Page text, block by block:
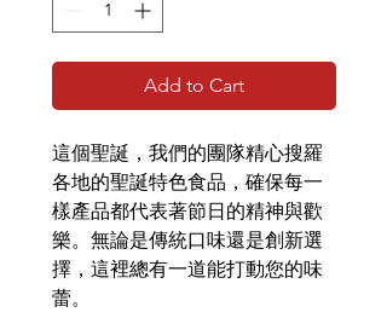
Add to Cart
這個聖誕，我們的團隊精心搜羅
各地的聖誕特色食品，確保每一
樣產品都代表著節日的精神與歡
樂。無論是傳統口味還是創新選
擇，這裡總有一道能打動您的味
蕾。